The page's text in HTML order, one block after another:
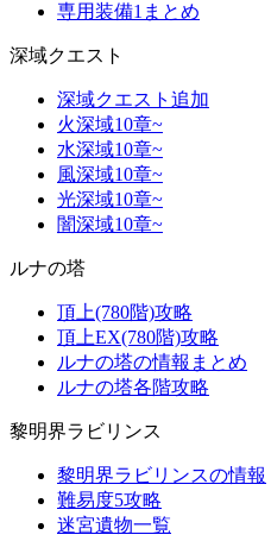
専用装備1まとめ
深域クエスト
深域クエスト追加
火深域10章~
水深域10章~
風深域10章~
光深域10章~
闇深域10章~
ルナの塔
頂上(780階)攻略
頂上EX(780階)攻略
ルナの塔の情報まとめ
ルナの塔各階攻略
黎明界ラビリンス
黎明界ラビリンスの情報
難易度5攻略
迷宮遺物一覧